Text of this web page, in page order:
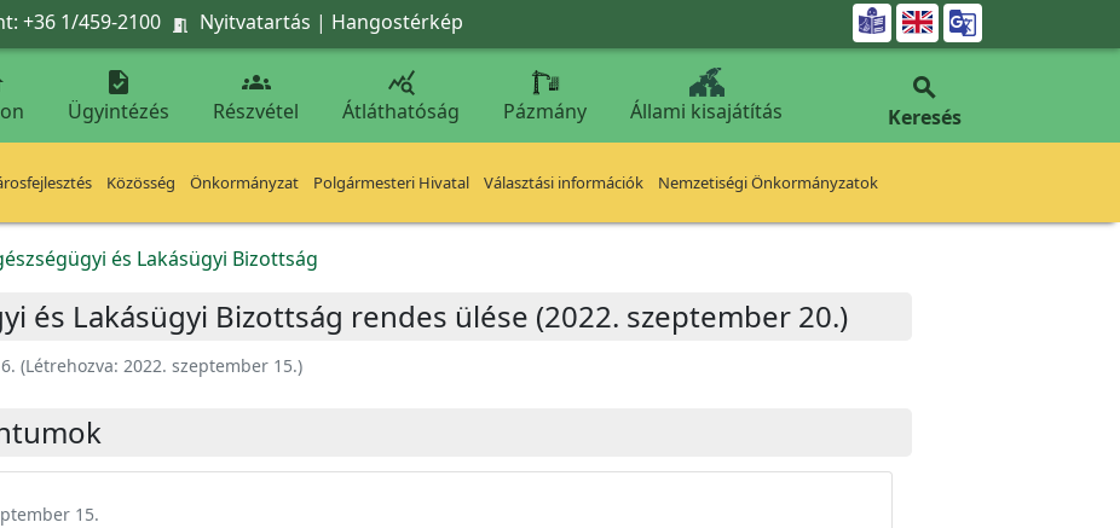
+36 1/459-2100  Nyitvatartás | Hangostérkép 

Ügyintézés

Részvétel

Átláthatóság Pázmány Állami kisajátítás

Keresés
Közösség Önkormányzat Polgármesteri Hivatal Választási információk Nemzetiségi Önkormányzatok
és Lakásügyi Bizottság
és Lakásügyi Bizottság rendes ülése (2022. szeptember 20.)
(Létrehozva: 2022. szeptember 15.)
15.